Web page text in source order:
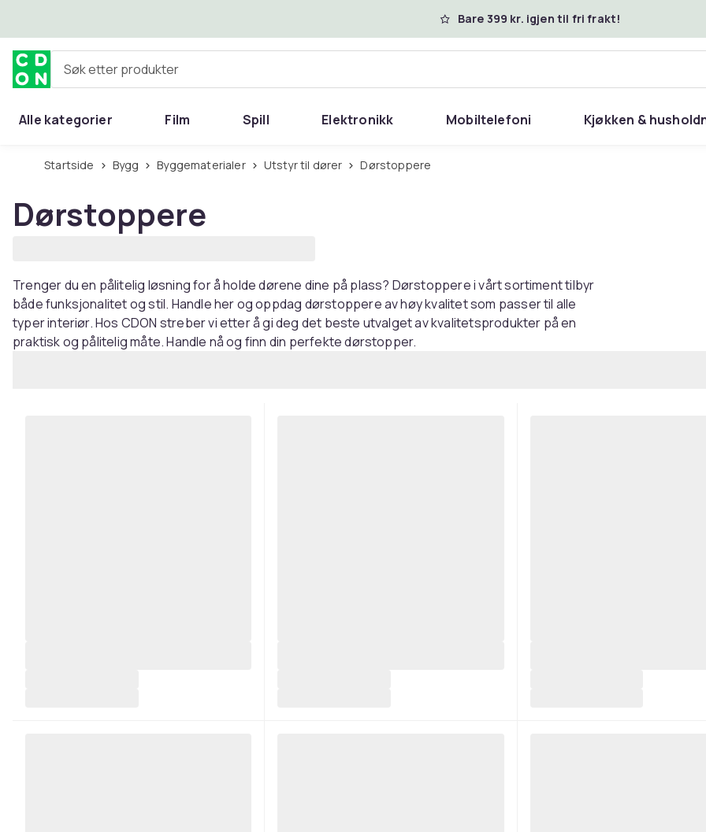
Bare 399 kr. igjen til fri frakt!
Søk etter produkter
Alle kategorier Film Spill Elektronikk Mobiltelefoni Kjøkken &
Startside Bygg Byggematerialer Utstyr til dører Dørstoppere
Dørstoppere
Trenger du en pålitelig løsning for å holde dørene dine på plass? Dørstoppere i vårt sortiment tilbyr
både funksjonalitet og stil. Handle her og oppdag dørstoppere av høy kvalitet som passer til alle
typer interiør. Hos CDON streber vi etter å gi deg det beste utvalget av kvalitetsprodukter på en
praktisk og pålitelig måte. Handle nå og finn din perfekte dørstopper.